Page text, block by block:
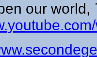
our world,